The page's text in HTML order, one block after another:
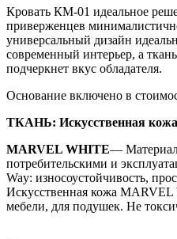
Кровать КМ-01 идеальное
приверженцев
универсальный дизайн
современный интерьер, а
подчеркнет вкус обладателя.
Основание включено в
ТКАНЬ: Искусственная
MARVEL WHITE— Материал
потребительскими и
Way: износоустойчивость,
Искусственная кожа
мебели, для подушек. Не